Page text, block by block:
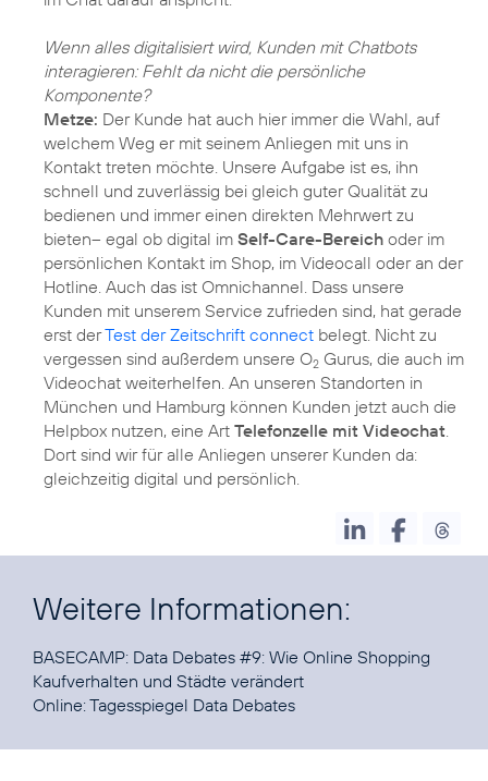
Wenn alles digitalisiert wird, Kunden mit Chatbots
interagieren: Fehlt da nicht die persönliche
Komponente?
Metze: Der Kunde hat auch hier immer die Wahl, auf
welchem Weg er mit seinem Anliegen mit uns in
Kontakt treten möchte. Unsere Aufgabe ist es, ihn
schnell und zuverlässig bei gleich guter Qualität zu
bedienen und immer einen direkten Mehrwert zu
bieten– egal ob digital im Self-Care-Bereich oder im
persönlichen Kontakt im Shop, im Videocall oder an der
Hotline. Auch das ist Omnichannel. Dass unsere
Kunden mit unserem Service zufrieden sind, hat gerade
erst derTest der Zeitschrift connect belegt. Nicht zu
vergessen sind außerdem unsere O2 Gurus, die auch im
Videochat weiterhelfen. An unseren Standorten in
München und Hamburg können Kunden jetzt auch die
Helpbox nutzen, eine Art Telefonzelle mit Videochat.
Dort sind wir für alle Anliegen unserer Kunden da:
gleichzeitig digital und persönlich.
Weitere Informationen:
BASECAMP: Data Debates #9: Wie Online Shopping
Kaufverhalten und Städte verändert
Online:Tagesspiegel Data Debates